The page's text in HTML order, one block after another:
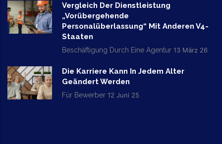
Vergleich Der Dienstleistung
„vorübergehende
Personalüberlassung“ Mit Anderen V4-
Staaten
Beschäftigung Durch Eine Agentur 13 März 26
Die Karriere Kann In Jedem Alter
Geändert Werden
Für Bewerber 12 Juni 25